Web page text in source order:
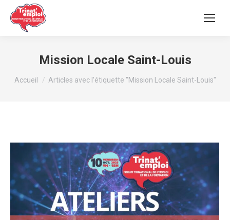
Mission Locale Saint-Louis
Vous êtes ici :
Accueil Articles avec l’étiquette "Mission Locale Saint-Louis"